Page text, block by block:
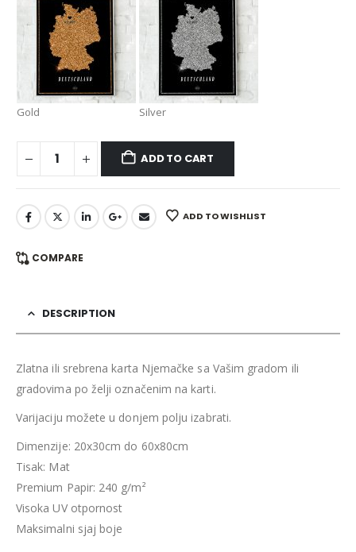
Gold Silver
ADD TO CART
ADD TO WISHLIST
COMPARE
DESCRIPTION
Zlatna ili srebrena karta Njemačke sa Vašim gradom ili
gradovima po želji označenim na karti.
Varijaciju možete u donjem polju izabrati.
Dimenzije: 20x30cm do 60x80cm
Tisak: Mat
Premium Papir: 240 g/m²
Visoka UV otpornost
Maksimalni sjaj boje